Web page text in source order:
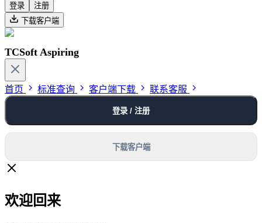
登录
注册
下载客户端
TCSoft Aspiring
首页 标准查询 客户端下载 联系客服
登录 / 注册
下载客户端
欢迎回来